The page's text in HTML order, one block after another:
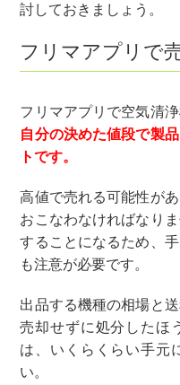
討しておきましょう。
フリマアプリで
フリマアプリで空気清
自分の決めた値段で製
トです。
高値で売れる可能性が
おこなわなければなり
することになるため、
も注意が必要です。
出品する機種の相場と
売却せずに処分したほ
は、いくらくらい手元
い。